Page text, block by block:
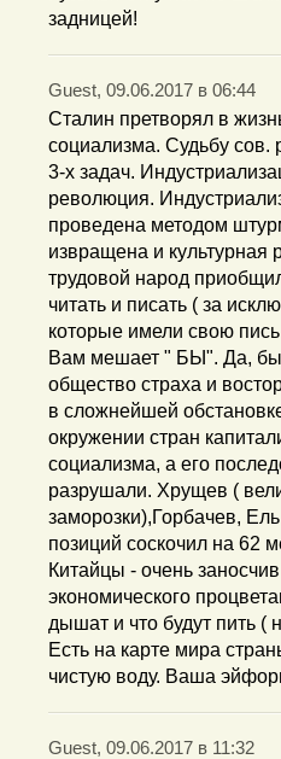
задницей!
Guest, 09.06.2017 в 06:44
Сталин претворял в
социализма. Судьбу
3-х задач.
революция.
проведена методом
извращена и культурная
трудовой народ
читать и писать ( за
которые имели свою
Вам мешает " БЫ". Да,
общество страха и
в сложнейшей
окружении стран
социализма, а его
разрушали. Хрущев (
заморозки),Горбачев,
позиций соскочил на 62
Китайцы - очень
экономического
дышат и что будут пить (
Есть на карте мира
чистую воду. Ваша
Guest, 09.06.2017 в 11:32